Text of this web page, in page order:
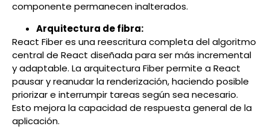
componente permanecen inalterados.
Arquitectura de fibra:
React Fiber es una reescritura completa del algoritmo
central de React diseñada para ser más incremental
y adaptable. La arquitectura Fiber permite a React
pausar y reanudar la renderización, haciendo posible
priorizar e interrumpir tareas según sea necesario.
Esto mejora la capacidad de respuesta general de la
aplicación.